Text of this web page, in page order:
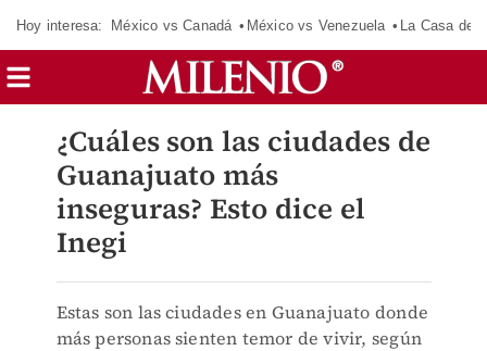
Hoy interesa: México vs Canadá México vs Venezuela La Casa de
¿Cuáles son las ciudades de
Guanajuato más
inseguras? Esto dice el
Inegi
Estas son las ciudades en Guanajuato donde
más personas sienten temor de vivir, según